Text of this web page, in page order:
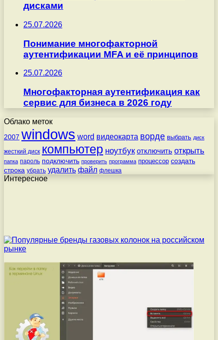
дисками
25.07.2026
Понимание многофакторной
аутентификации MFA и её принципов
25.07.2026
Многофакторная аутентификация как
сервис для бизнеса в 2026 году
Облако меток
2007 windows word видеокарта ворде выбрать диск
жесткий диск компьютер ноутбук отключить открыть
папка пароль подключить проверить программа процессор создать
строка убрать удалить файл флешка
Интересное